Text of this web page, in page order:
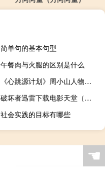
简单句的基本句型
午餐肉与火腿的区别是什么
《心跳源计划》周小山人物介绍小传及结局
破坏者迅雷下载电影天堂（破坏者迅雷下载）
社会实践的目标有哪些
☚